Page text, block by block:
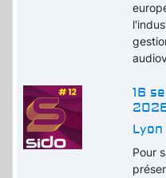
16
Pour